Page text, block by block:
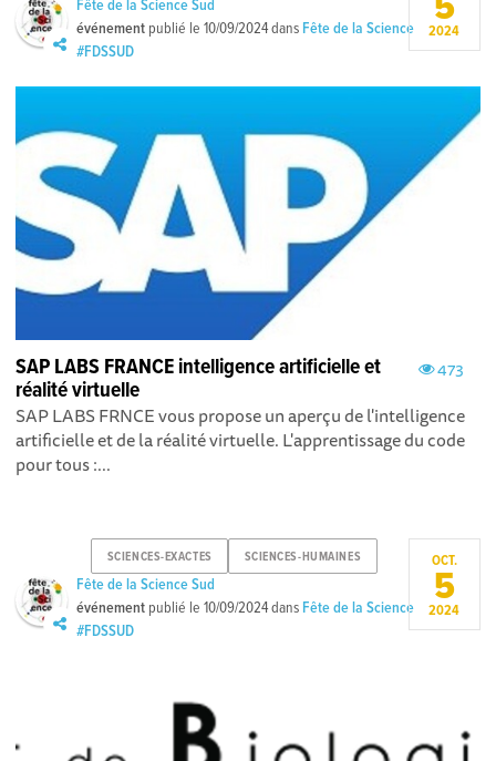
Fête de la Science Sud
événement publié le10/09/2024dans Fête de la Science
#FDSSUD
2024
473
SAP LABS FRANCE intelligence artificielle et
réalité virtuelle
SAP LABS FRNCE vous propose un aperçu de l'intelligence
artificielle et de la réalité virtuelle. L'apprentissage du code
pour tous :...
SCIENCES-EXACTES SCIENCES-HUMAINES
Fête de la Science Sud
événement publié le10/09/2024dans Fête de la Science
#FDSSUD
OCT.
5
2024